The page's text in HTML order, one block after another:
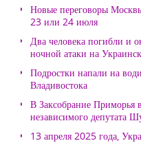
Новые переговоры
23 или 24 июля
Два человека погибли и
ночной атаки на
Подростки напали на
Владивостока
В Заксобрание Приморья
независимого депутата
13 апреля 2025 года,